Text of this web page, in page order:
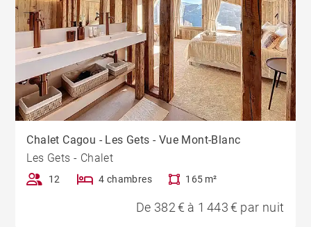
Chalet Cagou - Les Gets - Vue Mont-Blanc
Les Gets - Chalet
12 4 chambres 165 m²
De 382 € à 1 443 € par nuit